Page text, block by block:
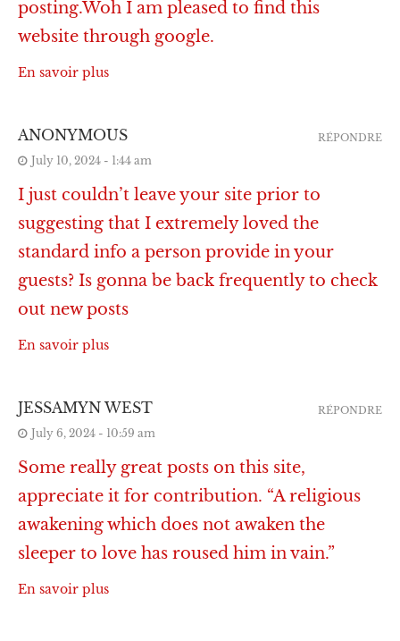
posting.Woh I am pleased to find this
website through google.
En savoir plus
ANONYMOUS
July 10, 2024 - 1:44 am
I just couldn’t leave your site prior to
suggesting that I extremely loved the
standard info a person provide in your
guests? Is gonna be back frequently to check
out new posts
En savoir plus
RÉPONDRE
JESSAMYN WEST
July 6, 2024 - 10:59 am
Some really great posts on this site,
appreciate it for contribution. “A religious
awakening which does not awaken the
sleeper to love has roused him in vain.”
En savoir plus
RÉPONDRE